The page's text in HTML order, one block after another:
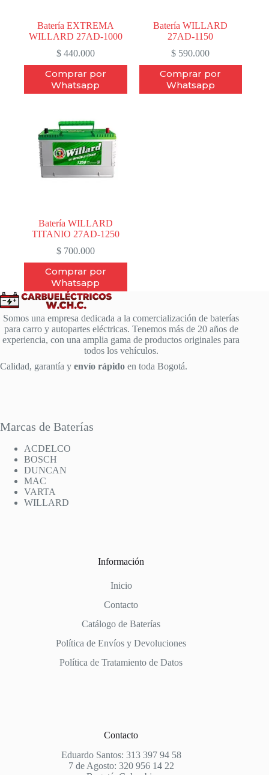
Batería EXTREMA
WILLARD 27AD-1000
$440.000
Comprar por
Whatsapp
Batería WILLARD
27AD-1150
$ 590.000
Comprar por
Whatsapp
Batería WILLARD
TITANIO 27AD-1250
$700.000
Comprar por
Whatsapp
Somos una empresa dedicada a la comercialización de baterías
para carro y autopartes eléctricas. Tenemos más de 20 años de
experiencia, con una amplia gama de productos originales para
todos los vehículos.
Calidad, garantía y envío rápido en toda Bogotá.
Marcas de Baterías
ACDELCO
BOSCH
DUNCAN
MAC
VARTA
WILLARD
Información
Inicio
Contacto
Catálogo de Baterías
Política de Envíos y Devoluciones
Política de Tratamiento de Datos
Contacto
Eduardo Santos: 313 397 94 58
7 de Agosto: 320 956 14 22